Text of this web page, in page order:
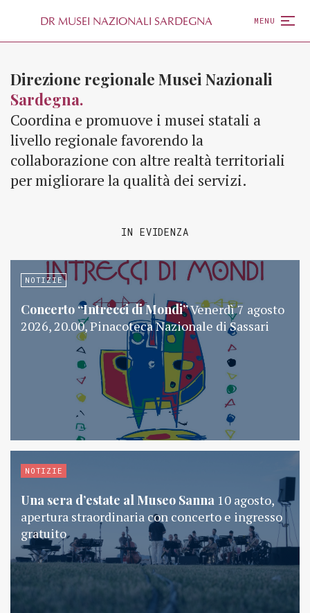
DR MUSEI NAZIONALI SARDEGNA MENU
Direzione regionale Musei Nazionali
Sardegna.
Coordina e promuove i musei statali a
livello regionale favorendo la
collaborazione con altre realtà territoriali
per migliorare la qualità dei servizi.
IN EVIDENZA
NOTIZIE
Concerto “Intrecci di Mondi”Venerdì 7 agosto
2026, 20.00, Pinacoteca Nazionale di Sassari
NOTIZIE
Una sera d’estate al Museo Sanna 10 agosto,
apertura straordinaria con concerto e ingresso
gratuito